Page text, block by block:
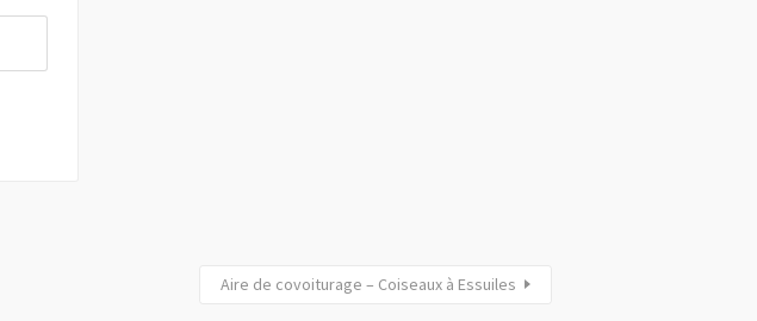
Aire de covoiturage – Coiseaux à Essuiles